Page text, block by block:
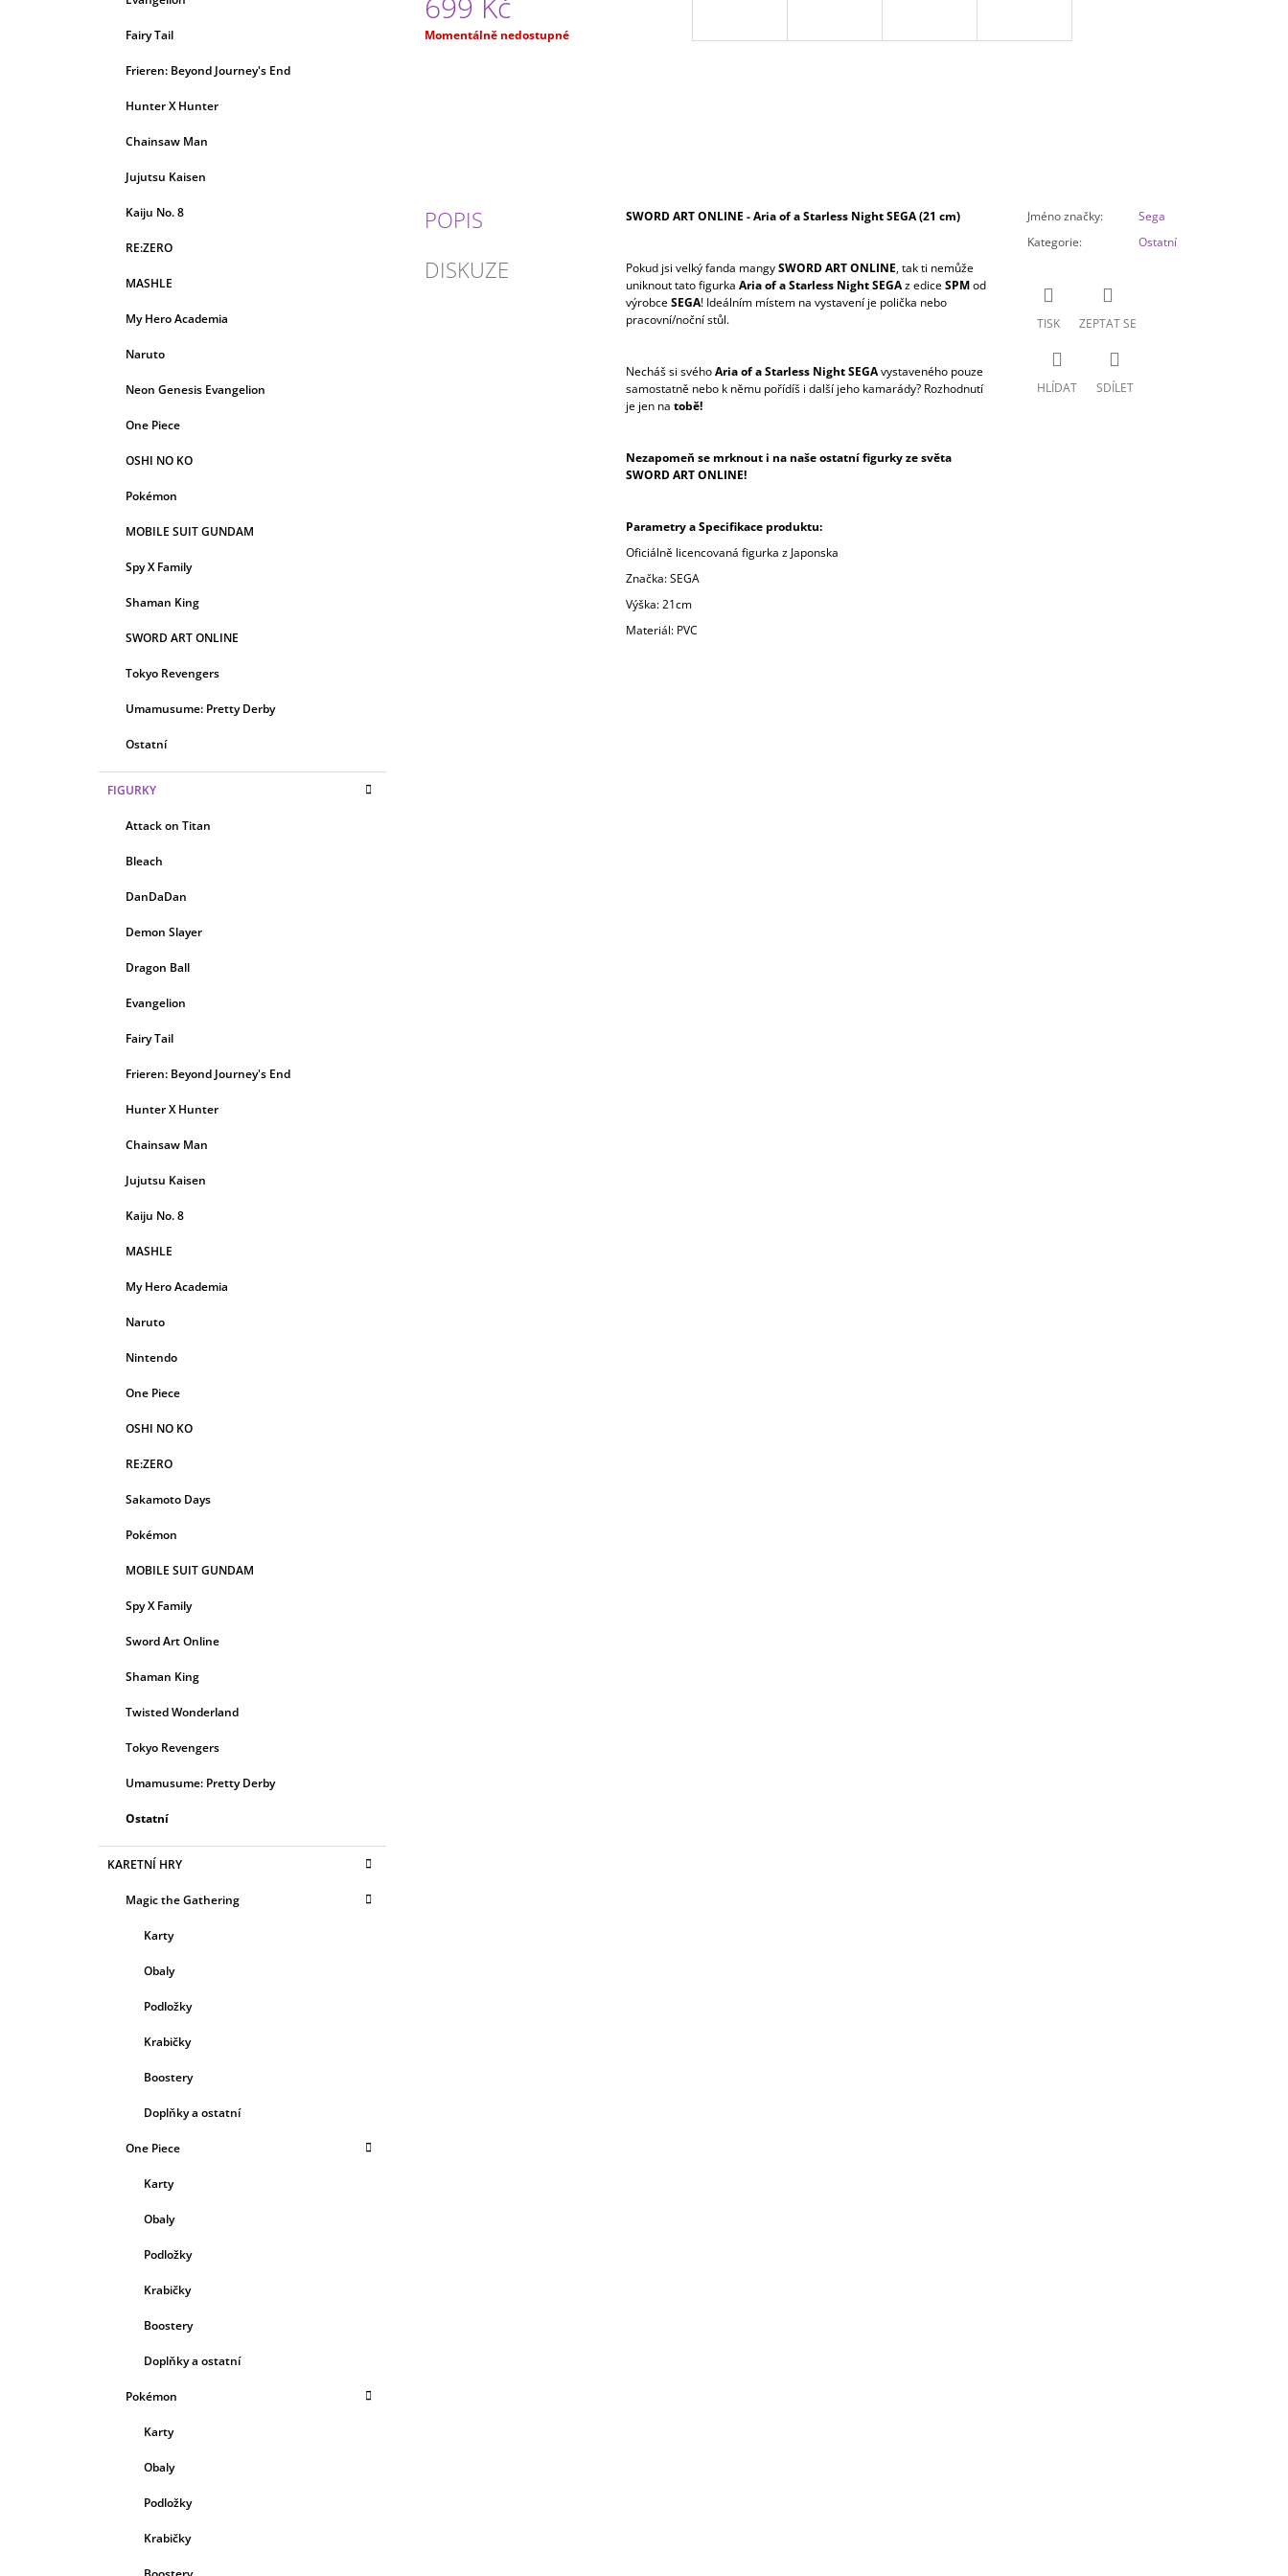
Fairy Tail
Frieren: Beyond Journey's End
Hunter X Hunter
Chainsaw Man
Jujutsu Kaisen
Kaiju No. 8
RE:ZERO
MASHLE
My Hero Academia
Naruto
Neon Genesis Evangelion
One Piece
OSHI NO KO
Pokémon
MOBILE SUIT GUNDAM
Spy X Family
Shaman King
SWORD ART ONLINE
Tokyo Revengers
Umamusume: Pretty Derby
Ostatní
FIGURKY
Attack on Titan
Bleach
DanDaDan
Demon Slayer
Dragon Ball
Evangelion
Fairy Tail
Frieren: Beyond Journey's End
Hunter X Hunter
Chainsaw Man
Jujutsu Kaisen
Kaiju No. 8
MASHLE
My Hero Academia
Naruto
Nintendo
One Piece
OSHI NO KO
RE:ZERO
Sakamoto Days
Pokémon
MOBILE SUIT GUNDAM
Spy X Family
Sword Art Online
Shaman King
Twisted Wonderland
Tokyo Revengers
Umamusume: Pretty Derby
Ostatní
KARETNÍ HRY
Magic the Gathering
Karty
Obaly
Podložky
Krabičky
Boostery
Doplňky a ostatní
One Piece
Karty
Obaly
Podložky
Krabičky
Boostery
Doplňky a ostatní
Pokémon
Karty
Obaly
Podložky
Krabičky
Měrná
Momentálně nedostupné
POPIS
DISKUZE
SWORD ART ONLINE - Aria of a Starless Night SEGA (21 cm)
Pokud jsi velký fanda mangySWORD ART ONLINE, tak ti nemůže
uniknout tato figurka Aria of a Starless Night SEGAz ediceSPMod
výrobceSEGA! Ideálním místem na vystavení je polička nebo
pracovní/noční stůl.
Necháš si svéhoAria of a Starless Night SEGAvystaveného pouze
samostatně nebo k němu pořídíš i další jeho kamarády? Rozhodnutí
je jen na tobě!
Nezapomeň se mrknout i na naše ostatní figurky ze světa
SWORD ART ONLINE!
Parametry a Specifikace produktu:
Oficiálně licencovaná figurka z Japonska
Značka: SEGA
Výška: 21cm
Materiál: PVC
Jméno značky:
Sega
Kategorie: Ostatní
TISK ZEPTAT SE
HLÍDAT SDÍLET